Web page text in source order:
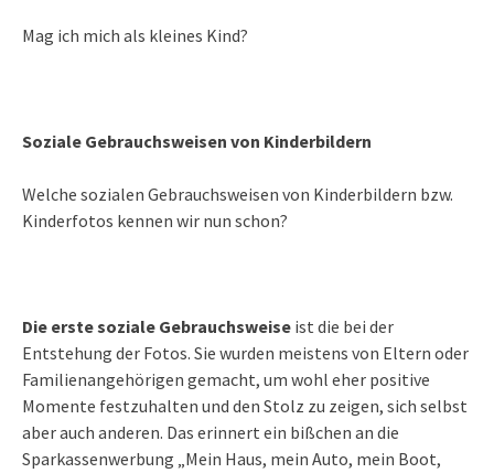
Mag ich mich als kleines Kind?
Soziale Gebrauchsweisen von Kinderbildern
Welche sozialen Gebrauchsweisen von Kinderbildern bzw.
Kinderfotos kennen wir nun schon?
Die erste soziale Gebrauchsweise ist die bei der
Entstehung der Fotos. Sie wurden meistens von Eltern oder
Familienangehörigen gemacht, um wohl eher positive
Momente festzuhalten und den Stolz zu zeigen, sich selbst
aber auch anderen. Das erinnert ein bißchen an die
Sparkassenwerbung „Mein Haus, mein Auto, mein Boot,